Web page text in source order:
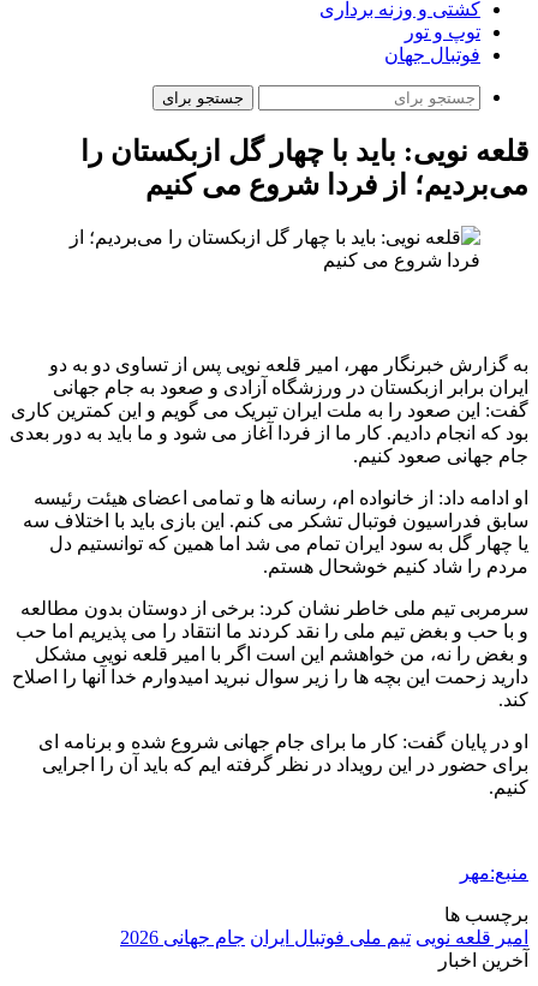
کشتی و وزنه برداری
توپ و تور
فوتبال جهان
جستجو برای
قلعه نویی: باید با چهار گل ازبکستان را
می‌بردیم؛ از فردا شروع می کنیم
به گزارش خبرنگار مهر، امیر قلعه نویی پس از تساوی دو به دو
ایران برابر ازبکستان در ورزشگاه آزادی و صعود به جام جهانی
گفت: این صعود را به ملت ایران تبریک می گویم و این کمترین کاری
بود که انجام دادیم. کار ما از فردا آغاز می شود و ما باید به دور بعدی
جام جهانی صعود کنیم.
او ادامه داد: از خانواده ام، رسانه ها و تمامی اعضای هیئت رئیسه
سابق فدراسیون فوتبال تشکر می کنم. این بازی باید با اختلاف سه
یا چهار گل به سود ایران تمام می شد اما همین که توانستیم دل
مردم را شاد کنیم خوشحال هستم.
سرمربی تیم ملی خاطر نشان کرد: برخی از دوستان بدون مطالعه
و با حب و بغض تیم ملی را نقد کردند ما انتقاد را می پذیریم اما حب
و بغض را نه، من خواهشم این است اگر با امیر قلعه نویی مشکل
دارید زحمت این بچه ها را زیر سوال نبرید امیدوارم خدا آنها را اصلاح
کند.
او در پایان گفت: کار ما برای جام جهانی شروع شده و برنامه ای
برای حضور در این رویداد در نظر گرفته ایم که باید آن را اجرایی
کنیم.
منبع:مهر
برچسب ها
امیر قلعه نویی تیم ملی فوتبال ایران جام جهانی 2026
آخرین اخبار